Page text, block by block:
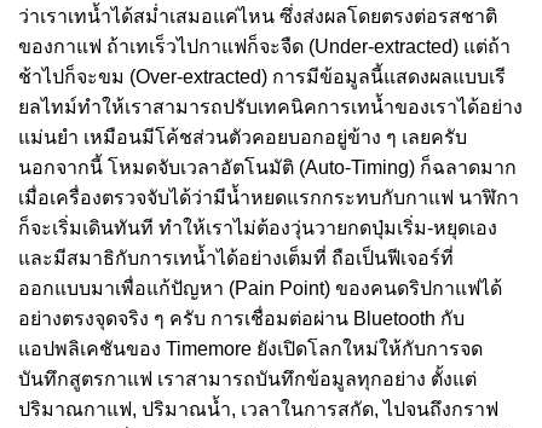
ว่าเราเทน้ำได้สม่ำเสมอแค่ไหน ซึ่งส่งผลโดยตรงต่อรสชาติ
ของกาแฟ ถ้าเทเร็วไปกาแฟก็จะจืด (Under-extracted) แต่ถ้า
ช้าไปก็จะขม (Over-extracted) การมีข้อมูลนี้แสดงผลแบบเรี
ยลไทม์ทำให้เราสามารถปรับเทคนิคการเทน้ำของเราได้อย่าง
แม่นยำ เหมือนมีโค้ชส่วนตัวคอยบอกอยู่ข้าง ๆ เลยครับ
นอกจากนี้ โหมดจับเวลาอัตโนมัติ (Auto-Timing) ก็ฉลาดมาก
เมื่อเครื่องตรวจจับได้ว่ามีน้ำหยดแรกกระทบกับกาแฟ นาฬิกา
ก็จะเริ่มเดินทันที ทำให้เราไม่ต้องวุ่นวายกดปุ่มเริ่ม-หยุดเอง
และมีสมาธิกับการเทน้ำได้อย่างเต็มที่ ถือเป็นฟีเจอร์ที่
ออกแบบมาเพื่อแก้ปัญหา (Pain Point) ของคนดริปกาแฟได้
อย่างตรงจุดจริง ๆ ครับ การเชื่อมต่อผ่าน Bluetooth กับ
แอปพลิเคชันของ Timemore ยังเปิดโลกใหม่ให้กับการจด
บันทึกสูตรกาแฟ เราสามารถบันทึกข้อมูลทุกอย่าง ตั้งแต่
ปริมาณกาแฟ, ปริมาณน้ำ, เวลาในการสกัด, ไปจนถึงกราฟ